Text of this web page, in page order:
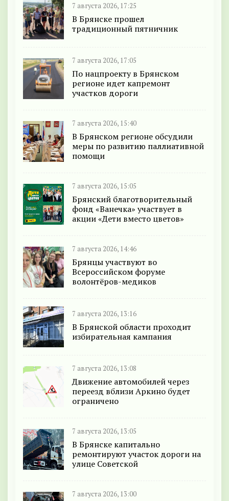
7 августа 2026, 17:25
В Брянске прошел
традиционный пятничник
7 августа 2026, 17:05
По нацпроекту в Брянском
регионе идет капремонт
участков дороги
7 августа 2026, 15:40
В Брянском регионе обсудили
меры по развитию паллиативной
помощи
7 августа 2026, 15:05
Брянский благотворительный
фонд «Ванечка» участвует в
акции «Дети вместо цветов»
7 августа 2026, 14:46
Брянцы участвуют во
Всероссийском форуме
волонтёров-медиков
7 августа 2026, 13:16
В Брянской области проходит
избирательная кампания
7 августа 2026, 13:08
Движение автомобилей через
переезд вблизи Аркино будет
ограничено
7 августа 2026, 13:05
В Брянске капитально
ремонтируют участок дороги на
улице Советской
7 августа 2026, 13:00